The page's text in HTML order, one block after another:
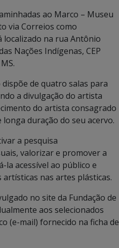
ao Marco – Museu
via Correios como
localizado na rua Antônio
Nações Indígenas, CEP
dispõe de quatro salas para
a divulgação do artista
do artista consagrado
duração do seu acervo.
a pesquisa
valorizar e promover a
la acessível ao público e
nas artes plásticas.
no site da Fundação de
aos selecionados
(e-mail) fornecido na ficha de